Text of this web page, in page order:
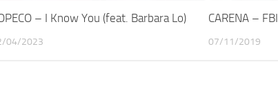
– I Know You (feat. Barbara Lo)
04/2023
CARENA – FBI
07/11/2019